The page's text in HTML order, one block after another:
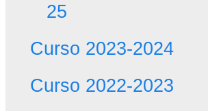
25
Curso 2023-2024
Curso 2022-2023